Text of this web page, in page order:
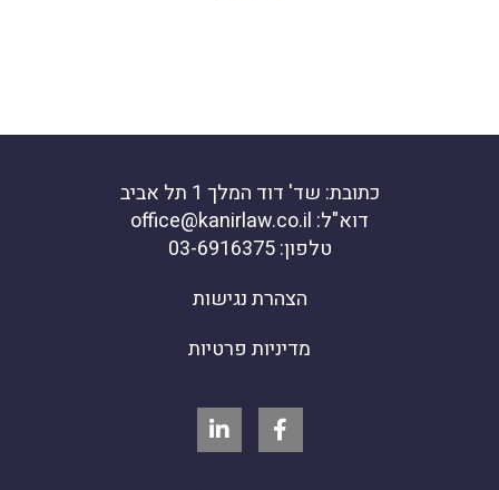
כתובת: שד' דוד המלך 1 תל אביב
דוא"ל: office@kanirlaw.co.il
טלפון: 03-6916375
הצהרת נגישות
מדיניות פרטיות